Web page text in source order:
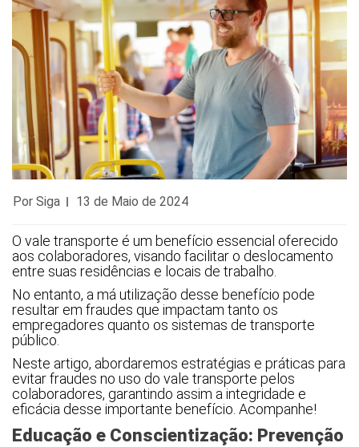
Por Siga 13 de Maio de 2024
O vale transporte é um benefício essencial oferecido
aos colaboradores, visando facilitar o deslocamento
entre suas residências e locais de trabalho.
No entanto, a má utilização desse benefício pode
resultar em fraudes que impactam tanto os
empregadores quanto os sistemas de transporte
público.
Neste artigo, abordaremos estratégias e práticas para
evitar fraudes no uso do vale transporte pelos
colaboradores, garantindo assim a integridade e
eficácia desse importante benefício. Acompanhe!
Educação e Conscientização: Prevenção